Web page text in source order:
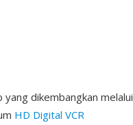
dikembangkan melalui
HD Digital VCR